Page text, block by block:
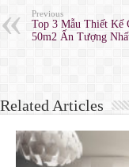
Previous
Top 3 Mẫu Thiết Kế
50m2 Ấn Tượng
Related Articles